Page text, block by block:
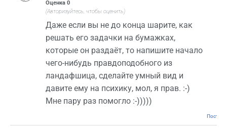
Оценка 0
(Авторизуйтесь, чтобы оценить)
Даже если вы не до конца шарите, как
решать его задачки на бумажках,
которые он раздаёт, то напишите начало
чего-нибудь правдоподобного из
ландафшица, сделайте умный вид и
давите ему на психику, мол, я прав. :-)
Мне пару раз помогло :-)))))